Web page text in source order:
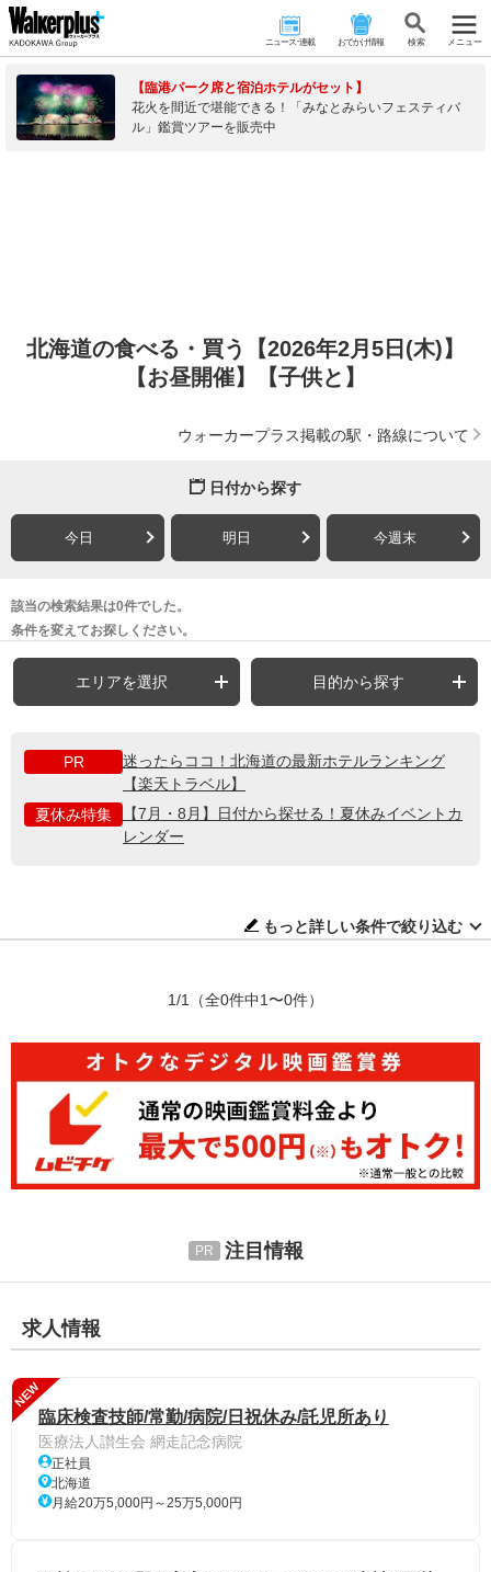
ニュース･連載 おでかけ情報 検 索 メニュー
【臨港パーク席と宿泊ホテルがセット】
花火を間近で堪能できる！「みなとみらいフェスティバ
ル」鑑賞ツアーを販売中
北海道の食べる・買う【2026年2月5日(木)】
【お昼開催】【子供と】
ウォーカープラス掲載の駅・路線について
日付から探す
今日 明日 今週末
該当の検索結果は0件でした。
条件を変えてお探しください。
エリアを選択 目的から探す
PR
迷ったらココ！北海道の最新ホテルランキング
【楽天トラベル】
夏休み特集
【7月・8月】日付から探せる！夏休みイベントカ
レンダー
もっと詳しい条件で絞り込む
1/1 （全0件中1〜0件）
注目情報
求人情報
NEW
臨床検査技師/常勤/病院/日祝休み/託児所あり
医療法人讃生会 網走記念病院
正社員
北海道
月給20万5,000円～25万5,000円